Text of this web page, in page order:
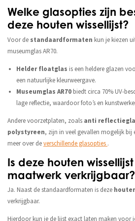
Welke glasopties zijn
deze houten wissellijst?
Voor de standaardformaten kun je kiezen
museumglas AR70.
Helder floatglas is een heldere glazen
een natuurlijke kleurweergave.
Museumglas AR70biedt circa 70% UV-
lage reflectie, waardoor foto’s en
Andere voorzetplaten, zoals anti
polystyreen, zijn in veel gevallen mogelijk bij
meer over deverschillende glasopties .
Is deze houten
maatwerk verkrijgbaar?
Ja. Naast de standaardformaten is deze
verkrijgbaar.